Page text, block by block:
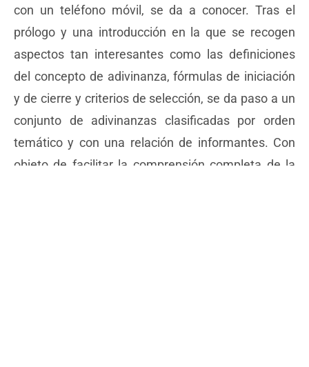
con un teléfono móvil, se da a conocer. Tras el
prólogo y una introducción en la que se recogen
aspectos tan interesantes como las definiciones
del concepto de adivinanza, fórmulas de iniciación
y de cierre y criterios de selección, se da paso a un
conjunto de adivinanzas clasificadas por orden
temático y con una relación de informantes. Con
objeto de facilitar la comprensión completa de la